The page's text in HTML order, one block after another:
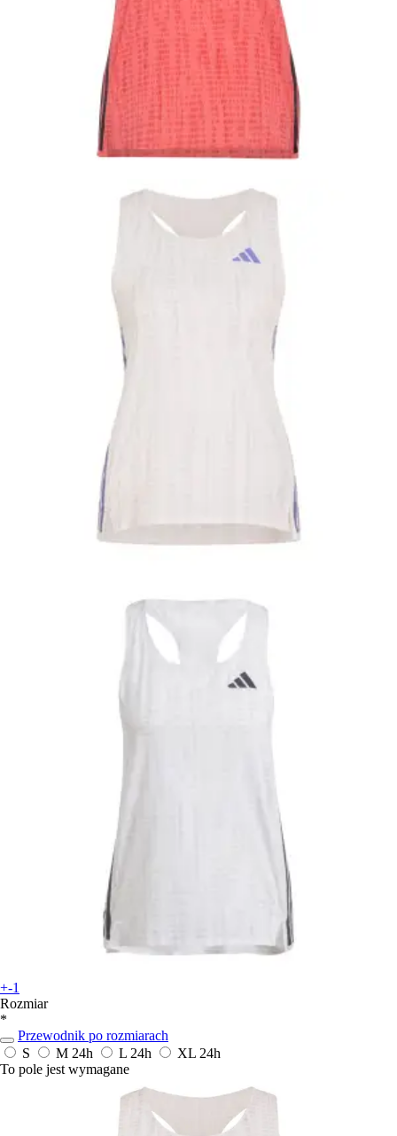
+-1
Rozmiar
*
Przewodnik po rozmiarach
S
M 24h L 24h XL 24h
To pole jest wymagane